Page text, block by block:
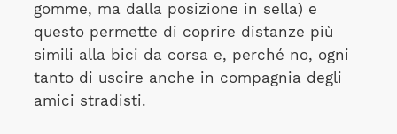
gomme, ma dalla posizione in sella) e
questo permette di coprire distanze più
simili alla bici da corsa e, perché no, ogni
tanto di uscire anche in compagnia degli
amici stradisti.